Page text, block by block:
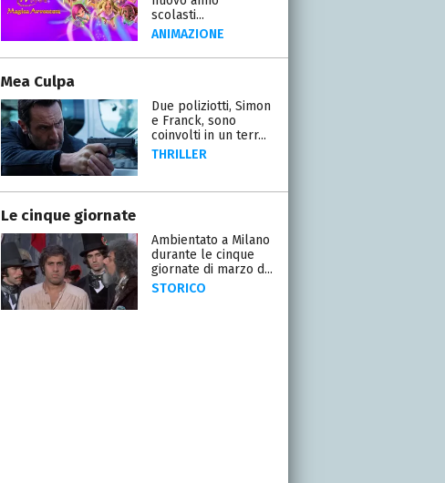
scolasti...
ANIMAZIONE
Mea Culpa
Due poliziotti, Simon
e Franck, sono
coinvolti in un terr...
THRILLER
Le cinque giornate
Ambientato a Milano
durante le cinque
giornate di marzo d...
STORICO